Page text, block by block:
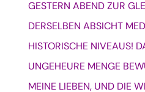
GESTERN ABEND ZUR
DERSELBEN ABSICHT
HISTORISCHE NIVEAUS!
UNGEHEURE MENGE
MEINE LIEBEN, UND DIE